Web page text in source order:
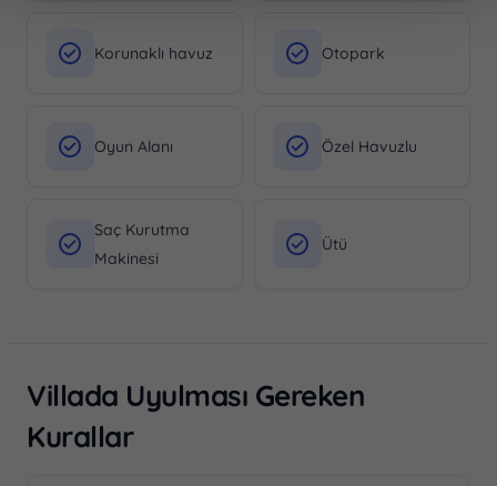
Korunaklı havuz Otopark
Oyun Alanı Özel Havuzlu
Saç Kurutma
Makinesi
Ütü
Villada Uyulması Gereken
Kurallar